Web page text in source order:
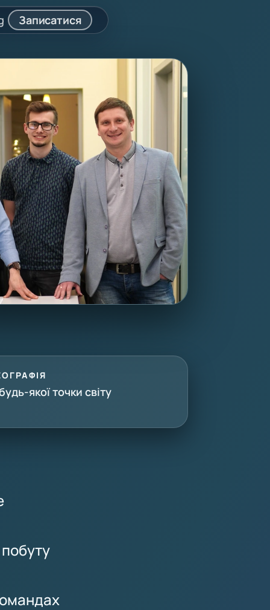
Записатися
якої точки світу